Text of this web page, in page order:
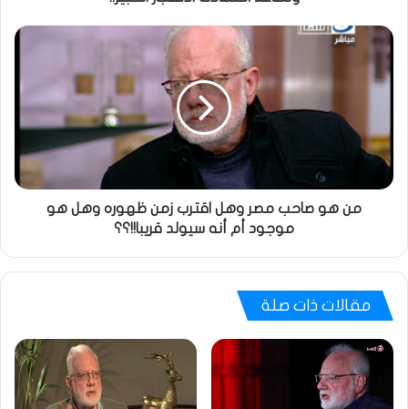
من هو صاحب مصر وهل اقترب زمن ظهوره وهل هو
موجود أم أنه سيولد قريبا!!؟؟
مقالات ذات صلة